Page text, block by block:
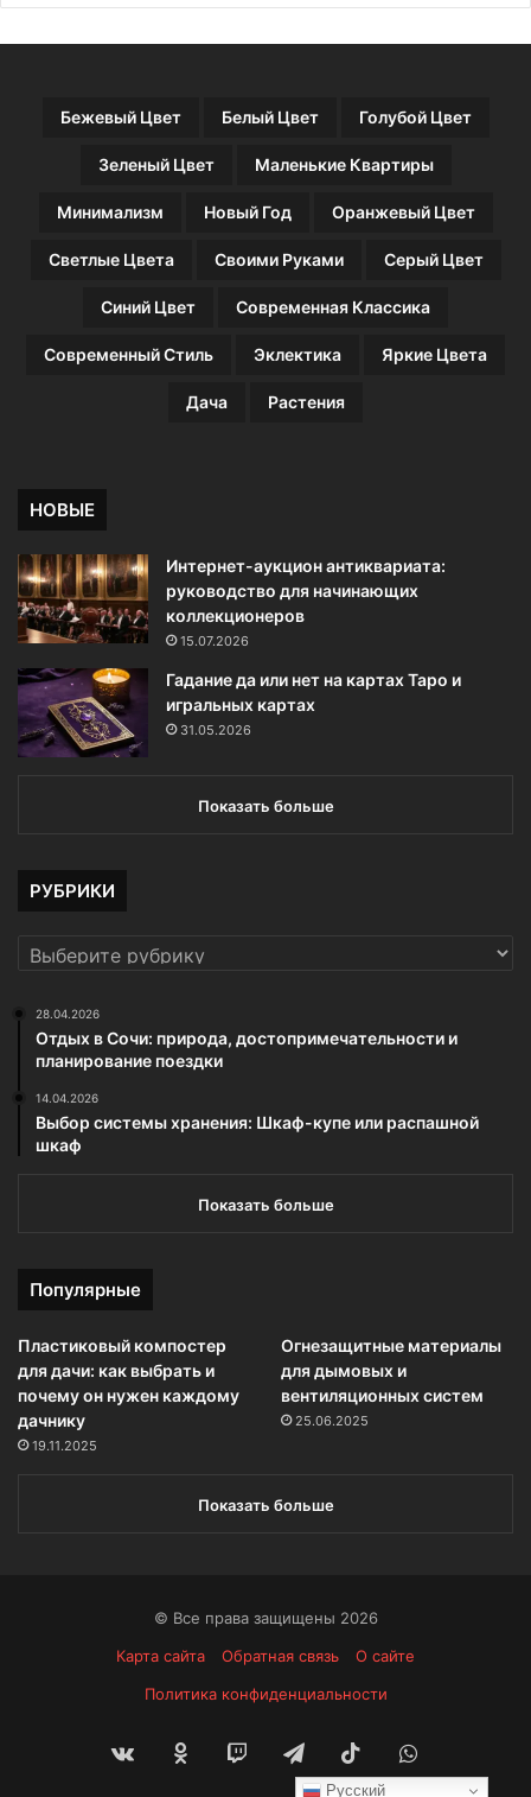
Бежевый Цвет Белый Цвет Голубой Цвет
Зеленый Цвет Маленькие Квартиры
Минимализм Новый Год Оранжевый Цвет
Светлые Цвета Своими Руками Серый Цвет
Синий Цвет Современная Классика
Современный Стиль Эклектика Яркие Цвета
Дача Растения
НОВЫЕ
Интернет-аукцион антиквариата:
руководство для начинающих
коллекционеров
15.07.2026
Гадание да или нет на картах Таро и
игральных картах
31.05.2026
Показать больше
РУБРИКИ
РУБРИКИ
28.04.2026
Отдых в Сочи: природа, достопримечательности и
планирование поездки
14.04.2026
Выбор системы хранения: Шкаф-купе или распашной
шкаф
Показать больше
Популярные
Пластиковый компостер
для дачи: как выбрать и
почему он нужен каждому
дачнику
19.11.2025
Огнезащитные материалы
для дымовых и
вентиляционных систем
25.06.2025
Показать больше
© Все права защищены 2026
Карта сайта
Обратная связь
О сайте
Политика конфиденциальности
vk.comОдноклассники
Twitch TelegramTikTokWhatsApp
Русский